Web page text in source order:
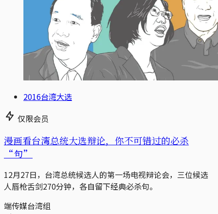
2016台湾大选
仅限会员
漫画看台湾总统大选辩论，你不可错过的必杀
“句”
12月27日，台湾总统候选人的第一场电视辩论会，三位候选
人唇枪舌剑270分钟，各自留下经典必杀句。
端传媒台湾组